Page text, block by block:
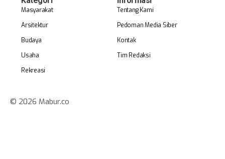
Masyarakat
Arsitektur
Budaya
Usaha
Rekreasi
Tentang Kami
Pedoman Media Siber
Kontak
Tim Redaksi
© 2026 Mabur.co